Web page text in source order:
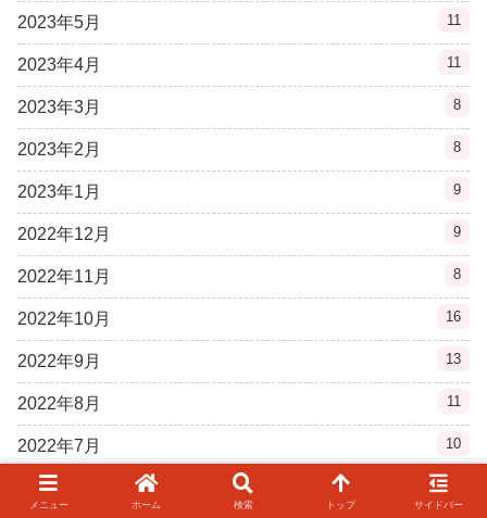
2023年5月 11
2023年4月 11
2023年3月 8
2023年2月 8
2023年1月 9
2022年12月 9
2022年11月 8
2022年10月 16
2022年9月 13
2022年8月 11
2022年7月 10
2022年6月 10
メニュー ホーム 検索 トップ サイドバー